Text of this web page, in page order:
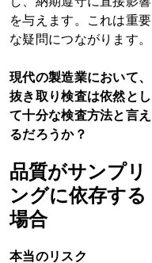
を与えます。これは重要
な疑問につながります。
現代の製造業において、
抜き取り検査は依然とし
て十分な検査方法と言え
るだろうか？
品質がサンプリ
ングに依存する
場合
本当のリスク